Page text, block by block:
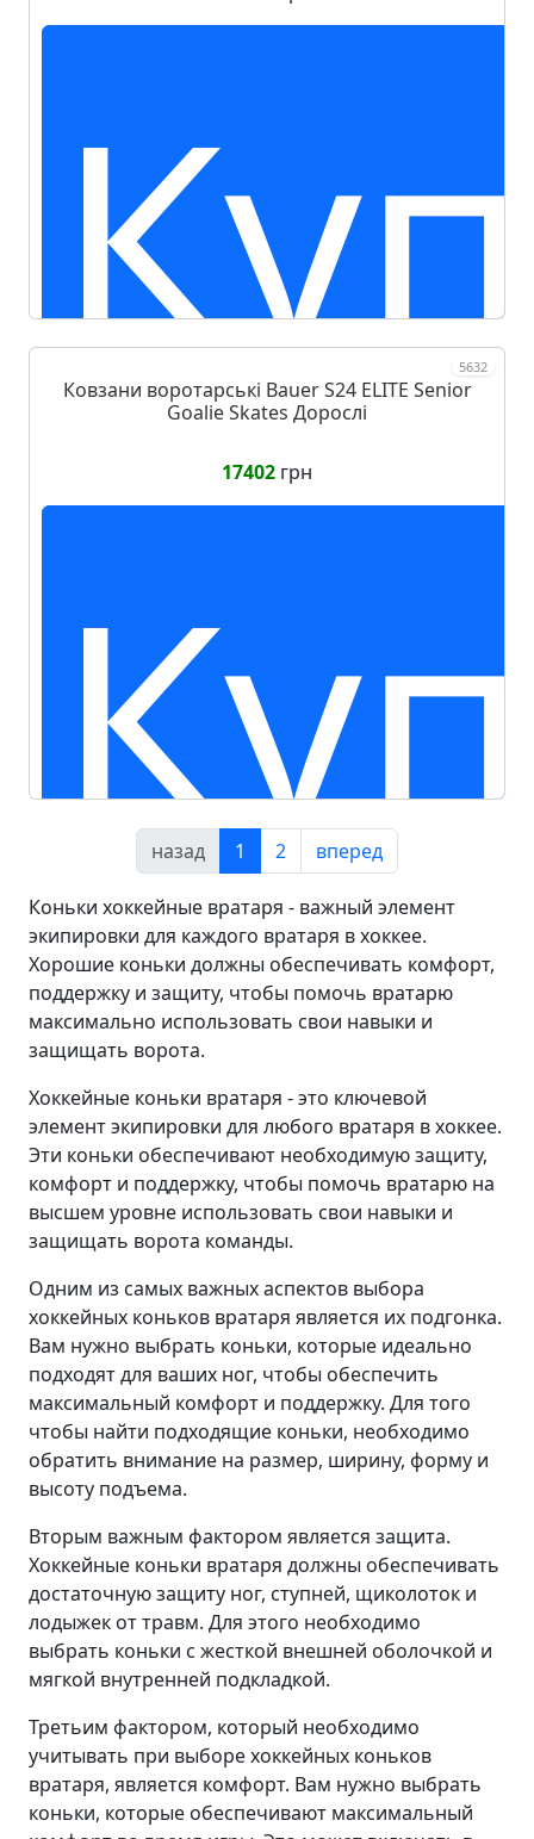
5632
Ковзани воротарські Bauer S24 ELITE Senior
Goalie Skates Дорослі
17402 грн
назад 1 2 вперед
Коньки хоккейные вратаря - важный элемент
экипировки для каждого вратаря в хоккее.
Хорошие коньки должны обеспечивать комфорт,
поддержку и защиту, чтобы помочь вратарю
максимально использовать свои навыки и
защищать ворота.
Хоккейные коньки вратаря - это ключевой
элемент экипировки для любого вратаря в хоккее.
Эти коньки обеспечивают необходимую защиту,
комфорт и поддержку, чтобы помочь вратарю на
высшем уровне использовать свои навыки и
защищать ворота команды.
Одним из самых важных аспектов выбора
хоккейных коньков вратаря является их подгонка.
Вам нужно выбрать коньки, которые идеально
подходят для ваших ног, чтобы обеспечить
максимальный комфорт и поддержку. Для того
чтобы найти подходящие коньки, необходимо
обратить внимание на размер, ширину, форму и
высоту подъема.
Вторым важным фактором является защита.
Хоккейные коньки вратаря должны обеспечивать
достаточную защиту ног, ступней, щиколоток и
лодыжек от травм. Для этого необходимо
выбрать коньки с жесткой внешней оболочкой и
мягкой внутренней подкладкой.
Третьим фактором, который необходимо
учитывать при выборе хоккейных коньков
вратаря, является комфорт. Вам нужно выбрать
коньки, которые обеспечивают максимальный